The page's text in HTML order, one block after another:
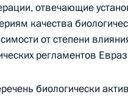
Соглашения
Киргизской
внутренних дел и
2026 года
отвечающие
качества
от степени
регламентов
биологически